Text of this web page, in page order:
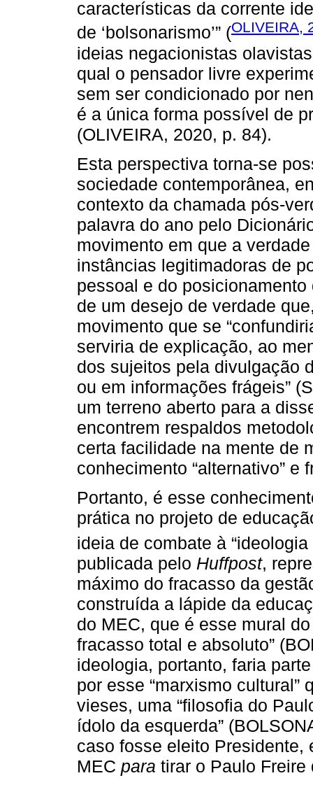
características da corrente
de ‘bolsonarismo’” (OLIVEIRA,
ideias negacionistas
qual o pensador livre
sem ser condicionado por
é a única forma possível de
(OLIVEIRA, 2020, p. 84).
Esta perspectiva torna-se
sociedade contemporânea,
contexto da chamada pós-
palavra do ano pelo
movimento em que a
instâncias legitimadoras de
pessoal e do
de um desejo de verdade
movimento que se
serviria de explicação, ao
dos sujeitos pela divulgação
ou em informações frágeis”
um terreno aberto para a
encontrem respaldos
certa facilidade na mente de
conhecimento “alternativo” e
Portanto, é esse
prática no projeto de
ideia de combate à “ideologia
publicada pelo Huffpost,
máximo do fracasso da
construída a lápide da
do MEC, que é esse mural
fracasso total e absoluto”
ideologia, portanto, faria
por esse “marxismo
vieses, uma “filosofia do
ídolo da esquerda”
caso fosse eleito Presidente,
MEC para tirar o Paulo Freire